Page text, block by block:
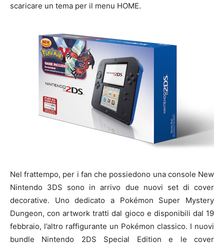
scaricare un tema per il menu HOME.
Nel frattempo, per i fan che possiedono una console New
Nintendo 3DS sono in arrivo due nuovi set di cover
decorative. Uno dedicato a Pokémon Super Mystery
Dungeon, con artwork tratti dal gioco e disponibili dal 19
febbraio, l’altro raffigurante un Pokémon classico. I nuovi
bundle Nintendo 2DS Special Edition e le cover